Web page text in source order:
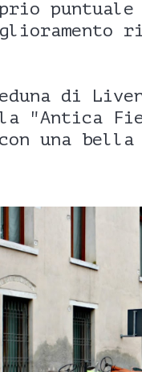
di
"Antica
con una